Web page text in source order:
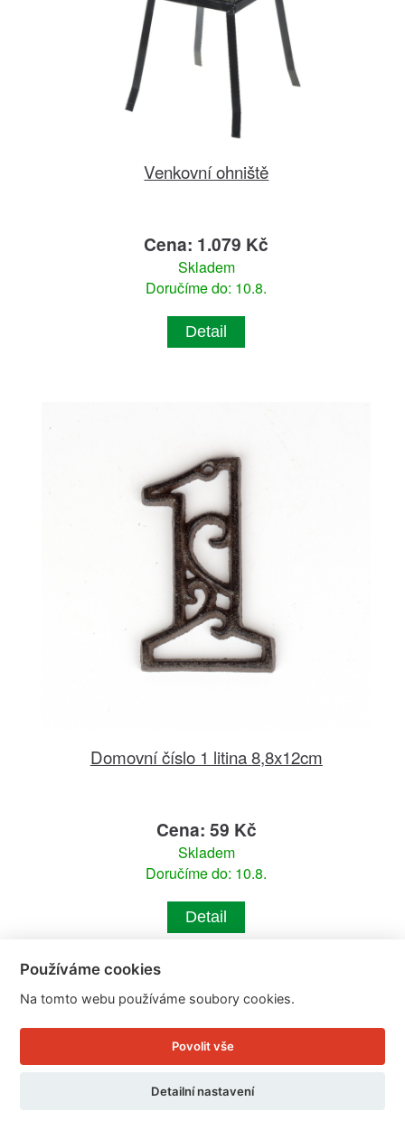
Venkovní ohniště
Cena: 1.079 Kč
Skladem
Doručíme do: 10.8.
Detail
Domovní číslo 1 litina 8,8x12cm
Cena: 59 Kč
Skladem
Doručíme do: 10.8.
Detail
Používáme cookies
Na tomto webu používáme soubory cookies.
Povolit vše
Detailní nastavení